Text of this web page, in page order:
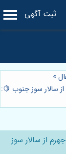
ثبت آگهی
»
سالار سوز جنوب 🍋:
از سالار سوز